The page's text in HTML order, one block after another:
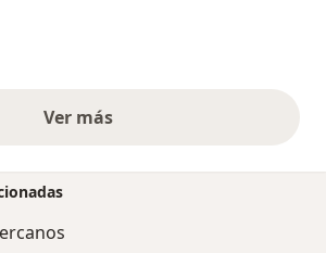
Ver másopiniones anteriores